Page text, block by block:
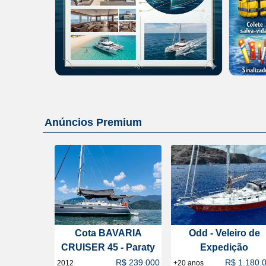
Anúncios Premium
Cota BAVARIA
CRUISER 45 - Paraty
2012 R$ 239.000
Odd - Veleiro de
Expedição
+20 anos R$